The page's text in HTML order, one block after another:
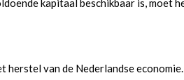
kapitaal beschikbaar is, moet
herstel van de Nederlandse